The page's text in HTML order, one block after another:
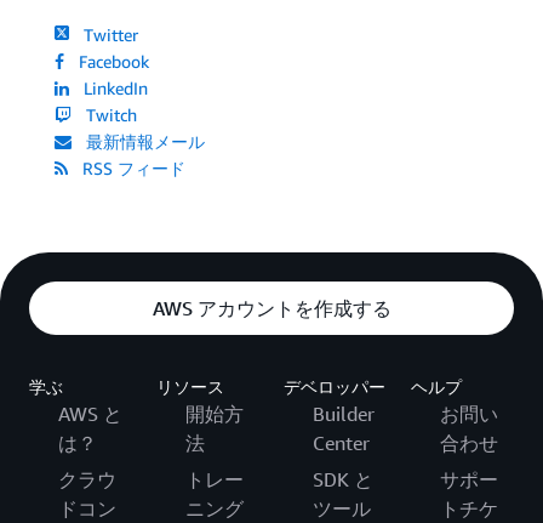
Twitter
Facebook
LinkedIn
Twitch
最新情報メール
RSS フィード
AWS アカウントを作成する
学ぶ
AWS と
は？
クラウ
ドコン
リソース
開始方
法
トレー
ニング
デベロッパー
Builder
Center
SDK と
ツール
ヘルプ
お問い
合わせ
サポー
トチケ